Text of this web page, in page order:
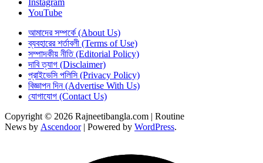
Instagram
YouTube
আমাদের সম্পর্কে (About Us)
ব্যবহারের শর্তাবলী (Terms of Use)
সম্পাদকীয় নীতি (Editorial Policy)
দাবি ত্যাগ (Disclaimer)
প্রাইভেসি পলিসি (Privacy Policy)
বিজ্ঞাপন দিন (Advertise With Us)
যোগাযোগ (Contact Us)
Copyright © 2026 Rajneetibangla.com | Routine
News by Ascendoor| Powered by WordPress.